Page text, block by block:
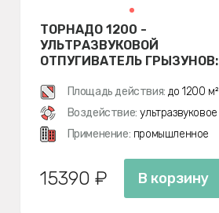
ТОРНАДО 1200 -
УЛЬТРАЗВУКОВОЙ
ОТПУГИВАТЕЛЬ ГРЫЗУНОВ:
Площадь действия: до 1200 м²
Воздействие: ультразвуковое
Применение: промышленное
15390 ₽ В корзину